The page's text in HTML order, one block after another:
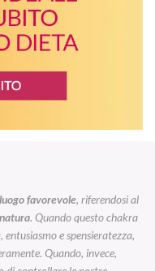
luogo favorevole, riferendosi al
. Quando questo chakra
e spensieratezza,
Quando, invece,